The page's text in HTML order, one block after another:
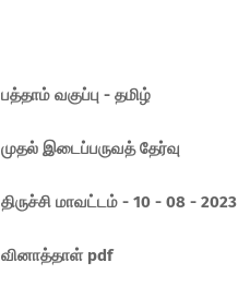
பத்தாம் வகுப்பு - தமிழ்
முதல் இடைப்பருவத் தேர்வு
திருச்சி மாவட்டம் - 10 - 08 - 2023
வினாத்தாள் pdf